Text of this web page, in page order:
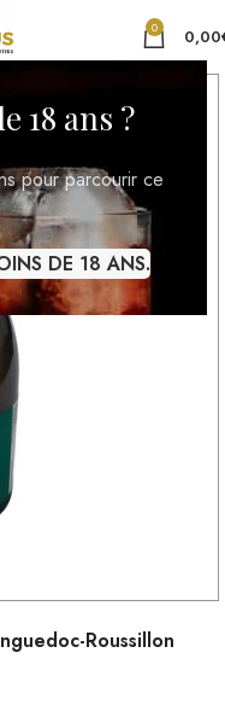
18 ans ?
pour parcourir ce
DE 18 ANS.
0 0,00
Roussillon